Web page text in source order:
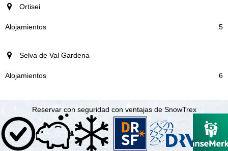
Destino
Alojamientos
Ortisei
5
Selva de Val Gardena
6
Reservar con seguridad con ventajas de SnowTrex